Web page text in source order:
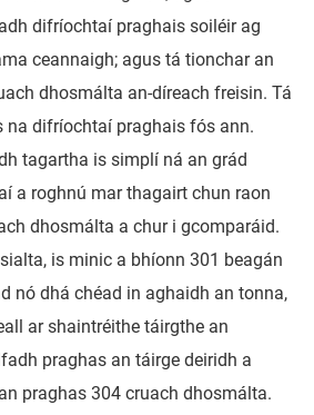
difríochtaí praghais soiléir ag
ceannaigh; agus tá tionchar an
dhosmálta an-díreach freisin. Tá
na difríochtaí praghais fós ann.
tagartha is simplí ná an grád
a roghnú mar thagairt chun raon
dhosmálta a chur i gcomparáid.
is minic a bhíonn 301 beagán
nó dhá chéad in aghaidh an tonna,
ar shaintréithe táirgthe an
praghas an táirge deiridh a
praghas 304 cruach dhosmálta.